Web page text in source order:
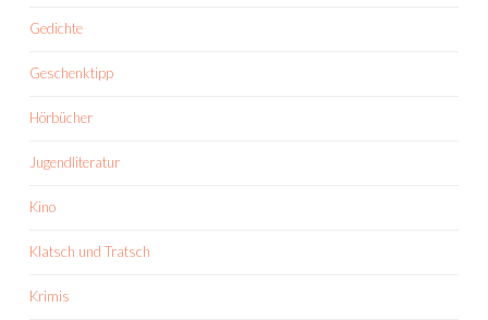
Gedichte
Geschenktipp
Hörbücher
Jugendliteratur
Kino
Klatsch und Tratsch
Krimis